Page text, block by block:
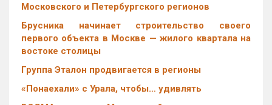
Московского и Петербургского регионов
Брусника начинает строительство своего
первого объекта в Москве — жилого квартала на
востоке столицы
Группа Эталон продвигается в регионы
«Понаехали» с Урала, чтобы… удивлять